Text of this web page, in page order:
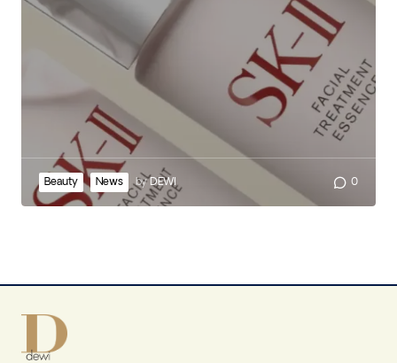
Beauty News byDEWI 0